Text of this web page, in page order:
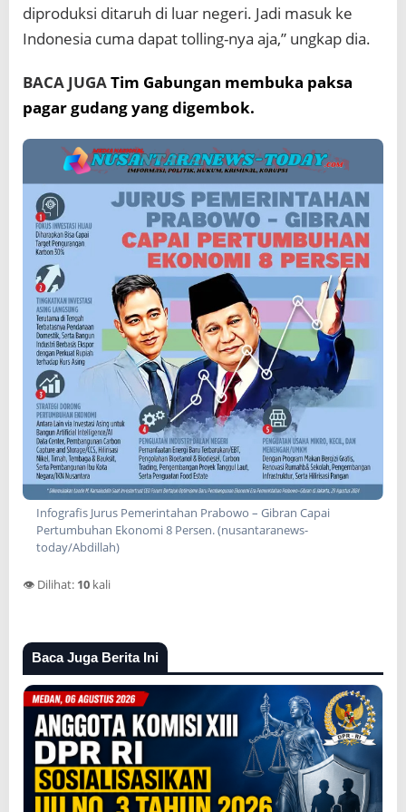
diproduksi ditaruh di luar negeri. Jadi masuk ke
Indonesia cuma dapat tolling-nya aja,” ungkap dia.
BACA JUGATim Gabungan membuka paksa
pagar gudang yang digembok.
Infografis Jurus Pemerintahan Prabowo – Gibran Capai
Pertumbuhan Ekonomi 8 Persen. (nusantaranews-
today/Abdillah)
👁️ Dilihat: 10 kali
Baca Juga Berita Ini